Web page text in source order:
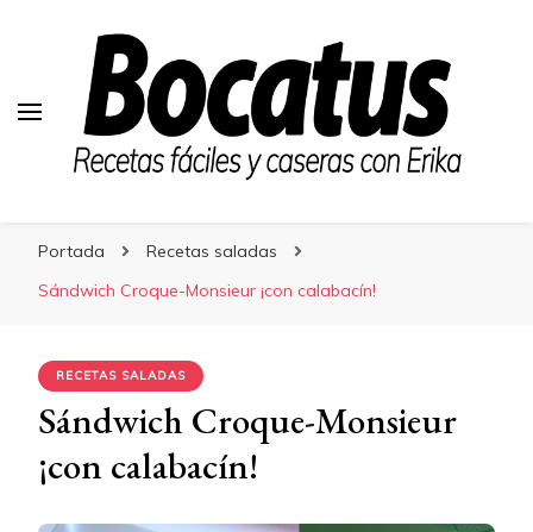
Portada
Recetas saladas
Sándwich Croque-Monsieur ¡con calabacín!
RECETAS SALADAS
Sándwich Croque-Monsieur
¡con calabacín!